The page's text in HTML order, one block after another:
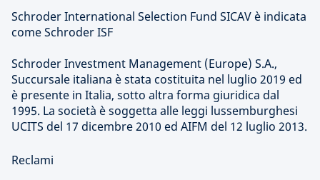
Schroder International Selection Fund SICAV è indicata
come Schroder ISF
Schroder Investment Management (Europe) S.A.,
Succursale italiana è stata costituita nel luglio 2019 ed
è presente in Italia, sotto altra forma giuridica dal
1995. La società è soggetta alle leggi lussemburghesi
UCITS del 17 dicembre 2010 ed AIFM del 12 luglio 2013.
Reclami